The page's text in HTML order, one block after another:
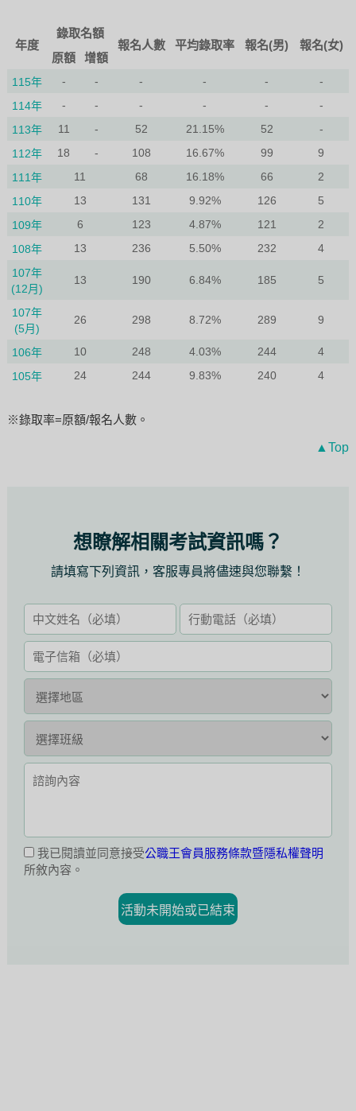
年度
錄取名額
報名人數
平均錄取率 報名(男)
報名(女)
原額
增額
115年 - - - - -
-
114年
- - - - -
-
113年
11 - 52 21.15% 52
-
112年
18 - 108 16.67% 99
9
111年
11 68 16.18% 66
2
110年
13 131 9.92% 126
5
109年
6 123 4.87% 121
2
108年
13 236 5.50% 232
4
107年
(12月)
13 190 6.84% 185 5
107年
(5月)
26 298 8.72% 289 9
106年 10 248 4.03% 244
4
105年
24 244 9.83% 240 4
※錄取率=原額/報名人數。
▲Top
想瞭解相關考試資訊嗎？
請填寫下列資訊，客服專員將儘速與您聯繫！
我已閱讀並同意接受公職王會員服務條款暨隱私權聲明
所敘內容。
活動未開始或已結束